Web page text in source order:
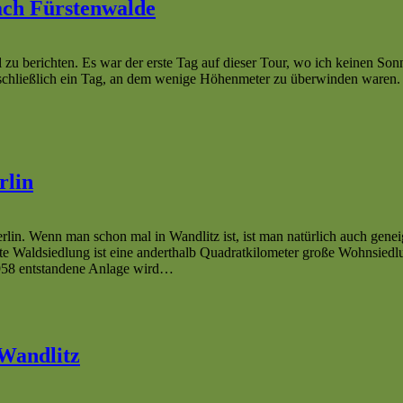
Fürstenwalde
berichten. Es war der erste Tag auf dieser Tour, wo ich keinen
ein Tag, an dem wenige Höhenmeter zu überwinden
Wenn man schon mal in Wandlitz ist, ist man natürlich auch
ist eine anderthalb Quadratkilometer große
entstandene Anlage wird…